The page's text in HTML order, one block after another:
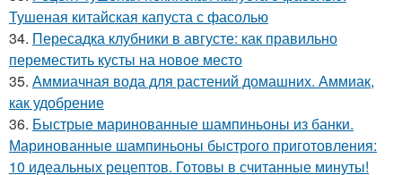
Тушеная китайская капуста с фасолью
34. Пересадка клубники в августе: как правильно
переместить кусты на новое место
35. Аммиачная вода для растений домашних. Аммиак,
как удобрение
36. Быстрые маринованные шампиньоны из банки.
Маринованные шампиньоны быстрого приготовления:
10 идеальных рецептов. Готовы в считанные минуты!